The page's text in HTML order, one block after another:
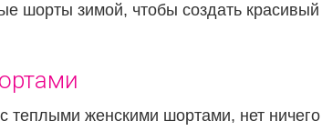
шорты зимой, чтобы создать красивый
теплыми женскими шортами, нет ничего